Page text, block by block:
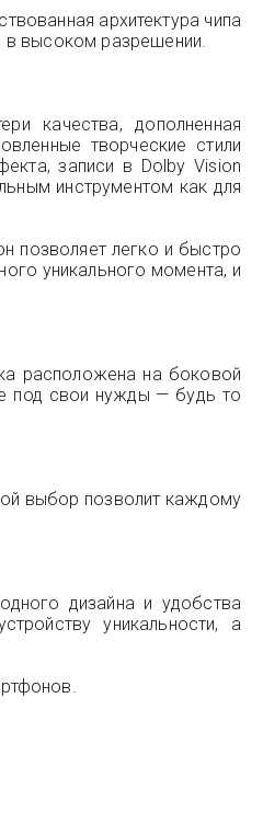
архитектура чипа
в высоком разрешении.
качества, дополненная
творческие стили
записи в Dolby Vision
инструментом как для
позволяет легко и быстро
уникального момента, и
расположена на боковой
под свои нужды — будь то
выбор позволит каждому
дизайна и удобства
уникальности, а